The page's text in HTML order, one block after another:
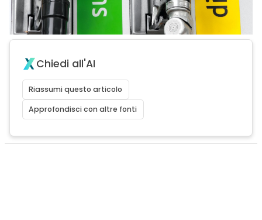
Chiedi all'AI
Riassumi questo articolo
Approfondisci con altre fonti